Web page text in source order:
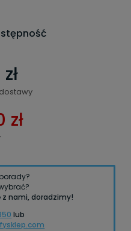
z nami, doradzimy!
lub